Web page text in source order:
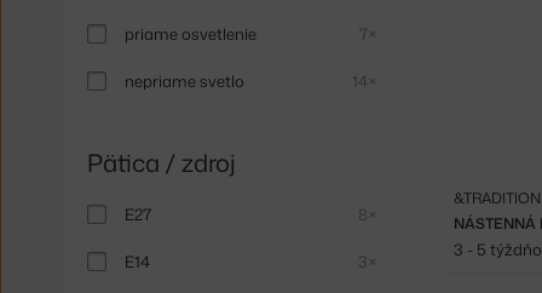
priame osvetlenie 7×
nepriame svetlo 14×
Pätica / zdroj
E27 8×
E14 3×
&TRADITION
3 - 5